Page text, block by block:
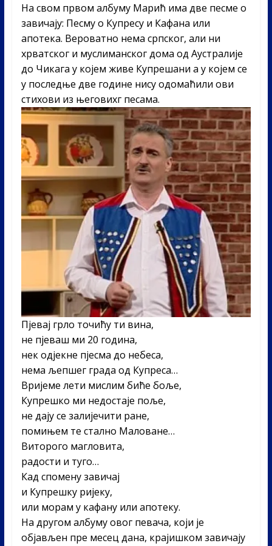
На свом првом албуму Марић има две песме о
завичају: Песму о Купресу и Кафана или
апотека. Вероватно нема српског, али ни
хрватског и муслиманског дома од Аустралије
до Чикага у којем живе Купрешани а у којем се
у последње две године нису одомаћили ови
стихови из његовихг песама.
Пјевај грло точићу ти вина,
не пјеваш ми 20 година,
нек одјекне пјесма до небеса,
нема љепшег града од Купреса…
Вријеме лети мислим биће боље,
Купрешко ми недостаје поље,
не дају се залијечити ране,
помињем те стално Маловане…
Виторого магловита,
радости и туго…
Кад спомену завичај
и Купрешку ријеку,
или морам у кафану или апотеку.
На другом албуму овог певача, који је
објављен пре месец дана, крајишком завичају